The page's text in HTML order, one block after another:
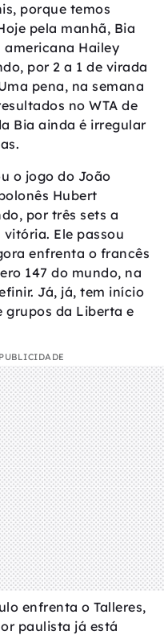
porque temos
pela manhã, Bia
americana Hailey
por 2 a 1 de virada
pena, na semana
no WTA de
Bia ainda é irregular
o jogo do João
Hubert
por três sets a
Ele passou
enfrenta o francês
147 do mundo, na
Já, já, tem início
grupos da Liberta e
enfrenta o Talleres,
paulista já está